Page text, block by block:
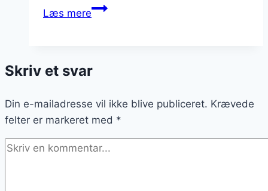
Læs merePandekager
flødeskum
Skriv et svar
Din e-mailadresse vil ikke blive publiceret. Krævede
felter er markeret med *